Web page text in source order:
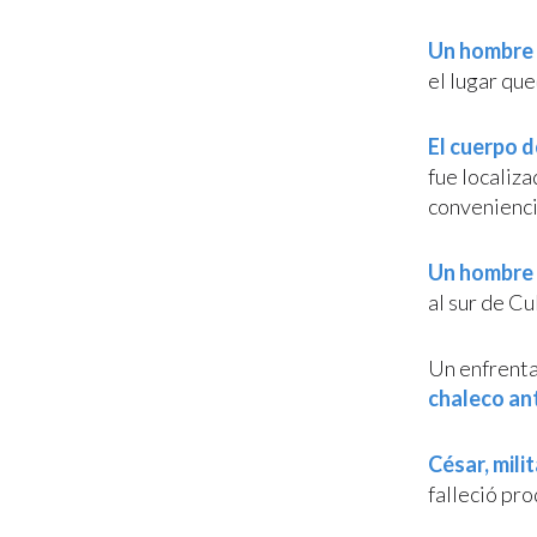
Un
el lugar
El cuerpo
fue
Un
al sur de
Un
chaleco
César,
falleció